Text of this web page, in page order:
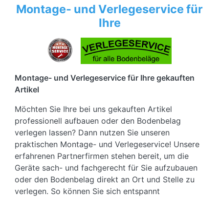
Montage- und Verlegeservice für
Ihre
Montage- und Verlegeservice für Ihre gekauften
Artikel
Möchten Sie Ihre bei uns gekauften Artikel
professionell aufbauen oder den Bodenbelag
verlegen lassen? Dann nutzen Sie unseren
praktischen Montage- und Verlegeservice! Unsere
erfahrenen Partnerfirmen stehen bereit, um die
Geräte sach- und fachgerecht für Sie aufzubauen
oder den Bodenbelag direkt an Ort und Stelle zu
verlegen. So können Sie sich entspannt